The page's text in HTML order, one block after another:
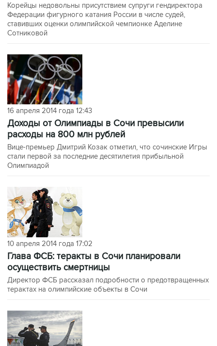
Корейцы недовольны присутствием супруги гендиректора
Федерации фигурного катания России в числе судей,
ставивших оценки олимпийской чемпионке Аделине
Сотниковой
16 апреля 2014 года 12:43
Доходы от Олимпиады в Сочи превысили
расходы на 800 млн рублей
Вице-премьер Дмитрий Козак отметил, что сочинские Игры
стали первой за последние десятилетия прибыльной
Олимпиадой
10 апреля 2014 года 17:02
Глава ФСБ: теракты в Сочи планировали
осуществить смертницы
Директор ФСБ рассказал подробности о предотвращенных
терактах на олимпийские объекты в Сочи